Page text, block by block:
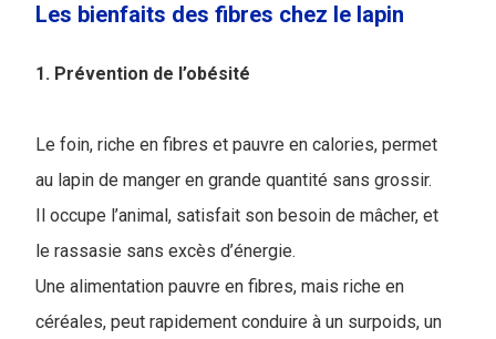
Les bienfaits des fibres chez le lapin
1. Prévention de l’obésité
Le foin, riche en fibres et pauvre en calories, permet
au lapin de manger en grande quantité sans grossir.
Il occupe l’animal, satisfait son besoin de mâcher, et
le rassasie sans excès d’énergie.
Une alimentation pauvre en fibres, mais riche en
céréales, peut rapidement conduire à un surpoids, un